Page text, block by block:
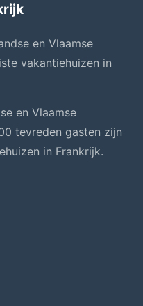
en Vlaamse
vakantiehuizen in
en Vlaamse
tevreden gasten zijn
in Frankrijk.